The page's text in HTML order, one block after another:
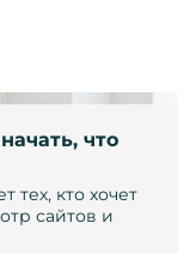
что
тех, кто хочет
сайтов и